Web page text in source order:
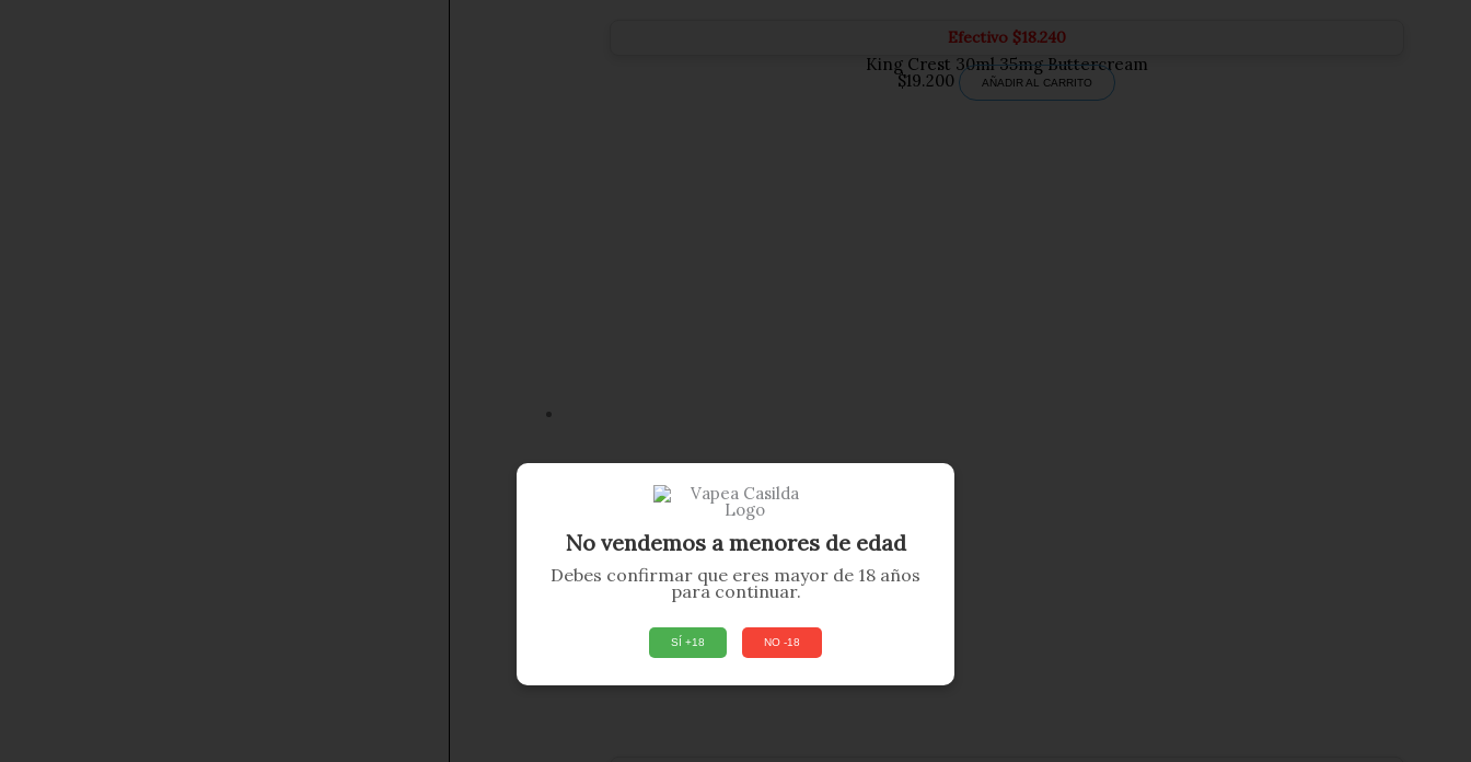
Efectivo $18.240
King Crest 30ml 35mg Buttercream
$19.200 AÑADIR AL CARRITO
No vendemos a menores de edad
Debes confirmar que eres mayor de 18 años
para continuar.
SÍ +18 NO -18